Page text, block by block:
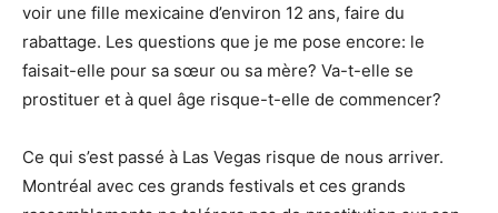
voir une fille mexicaine d’environ 12 ans, faire du
rabattage. Les questions que je me pose encore: le
faisait-elle pour sa sœur ou sa mère? Va-t-elle se
prostituer et à quel âge risque-t-elle de commencer?
Ce qui s’est passé à Las Vegas risque de nous arriver.
Montréal avec ces grands festivals et ces grands